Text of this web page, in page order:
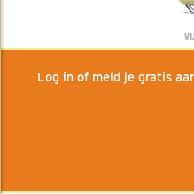
Log in of meld je gratis